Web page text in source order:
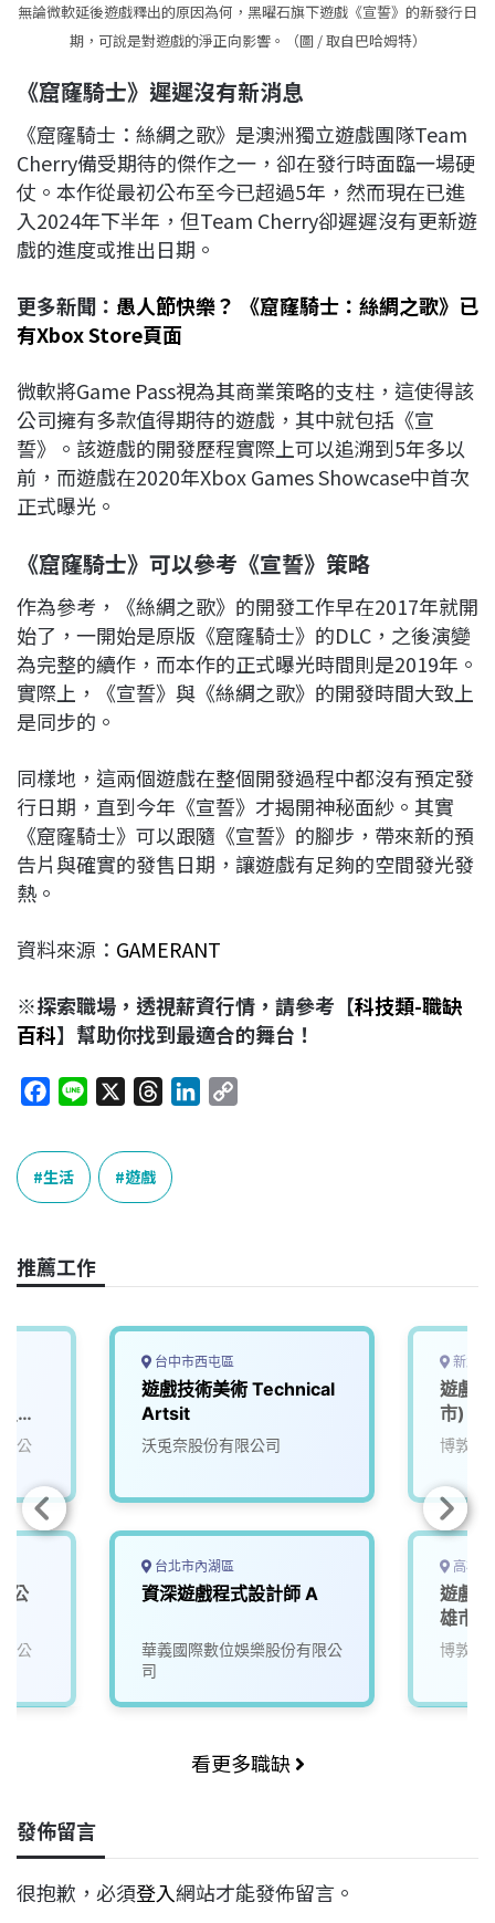
無論微軟延後遊戲釋出的原因為何，黑曜石旗下遊戲《宣誓》的新發行日
期，可說是對遊戲的淨正向影響。（圖 / 取自巴哈姆特）
《窟窿騎士》遲遲沒有新消息
《窟窿騎士：絲綢之歌》是澳洲獨立遊戲團隊Team
Cherry備受期待的傑作之一，卻在發行時面臨一場硬
仗。本作從最初公布至今已超過5年，然而現在已進
入2024年下半年，但Team Cherry卻遲遲沒有更新遊
戲的進度或推出日期。
更多新聞： 愚人節快樂？ 《窟窿騎士：絲綢之歌》已
有Xbox Store頁面
微軟將Game Pass視為其商業策略的支柱，這使得該
公司擁有多款值得期待的遊戲，其中就包括《宣
誓》。該遊戲的開發歷程實際上可以追溯到5年多以
前，而遊戲在2020年Xbox Games Showcase中首次
正式曝光。
《窟窿騎士》可以參考《宣誓》策略
作為參考，《絲綢之歌》的開發工作早在2017年就開
始了，一開始是原版《窟窿騎士》的DLC，之後演變
為完整的續作，而本作的正式曝光時間則是2019年。
實際上，《宣誓》與《絲綢之歌》的開發時間大致上
是同步的。
同樣地，這兩個遊戲在整個開發過程中都沒有預定發
行日期，直到今年《宣誓》才揭開神秘面紗。其實
《窟窿騎士》可以跟隨《宣誓》的腳步，帶來新的預
告片與確實的發售日期，讓遊戲有足夠的空間發光發
熱。
資料來源： GAMERANT
※探索職場，透視薪資行情，請參考【科技類-職缺
百科】幫助你找到最適合的舞台！
c
e
b
o
k
e
e
a
n
k
生活 遊戲
推薦工作
知
公
公
公
台中市西屯區
遊戲技術美術 Technical
Artsit
沃兎奈股份有限公司
台北市內湖區
資深遊戲程式設計師 A
華義國際數位娛樂股份有限公
司
新北
遊戲
市)
博敦電
高雄
遊戲
雄市)
博敦電
看更多職缺
發佈留言
很抱歉，必須登入網站才能發佈留言。